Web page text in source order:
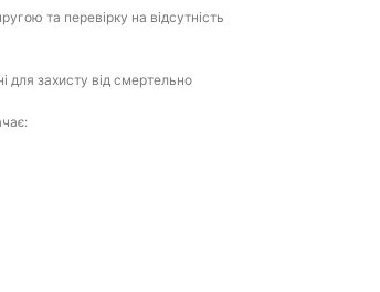
та перевірку на відсутність
для захисту від смертельно